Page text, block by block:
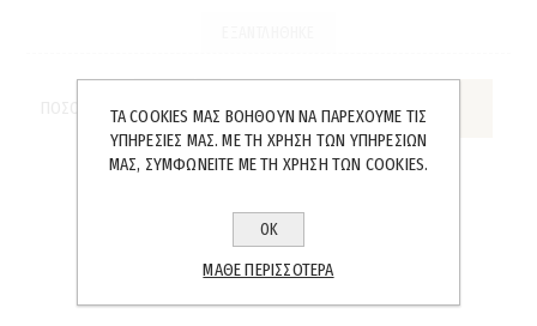
ΠΟΣΌΤΗΤΑ:
SHARE:
ΤΑ COOKIES ΜΑΣ ΒΟΗΘΟΎΝ ΝΑ ΠΑΡΈΧΟΥΜΕ ΤΙΣ
ΥΠΗΡΕΣΊΕΣ ΜΑΣ. ΜΕ ΤΗ ΧΡΉΣΗ ΤΩΝ ΥΠΗΡΕΣΙΏΝ
ΜΑΣ, ΣΥΜΦΩΝΕΊΤΕ ΜΕ ΤΗ ΧΡΉΣΗ ΤΩΝ COOKIES.
ΟΚ
ΜΆΘΕ ΠΕΡΙΣΣΌΤΕΡΑ